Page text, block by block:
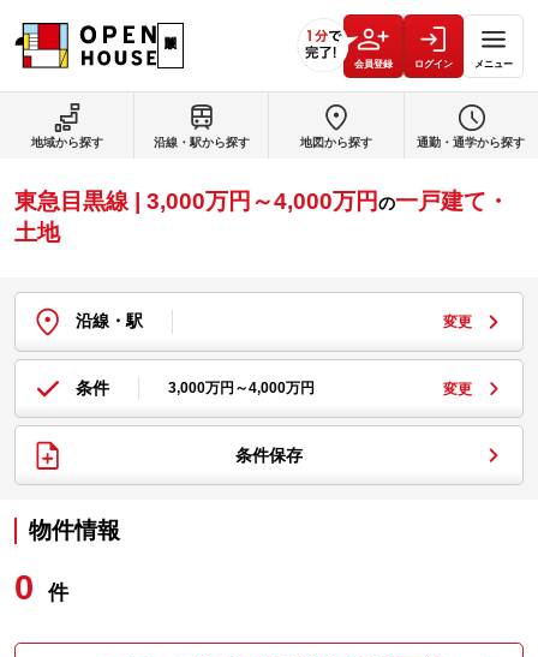
会員登録 ログイン メニュー
東急目黒線 | 3,000万円～4,000万円の一戸建て・
土地
沿線・駅 変更
条件 3,000万円～4,000万円 変更
条件保存
物件情報
0 件
地域から探す 沿線・駅から探す 地図から探す 通勤・通学から探す